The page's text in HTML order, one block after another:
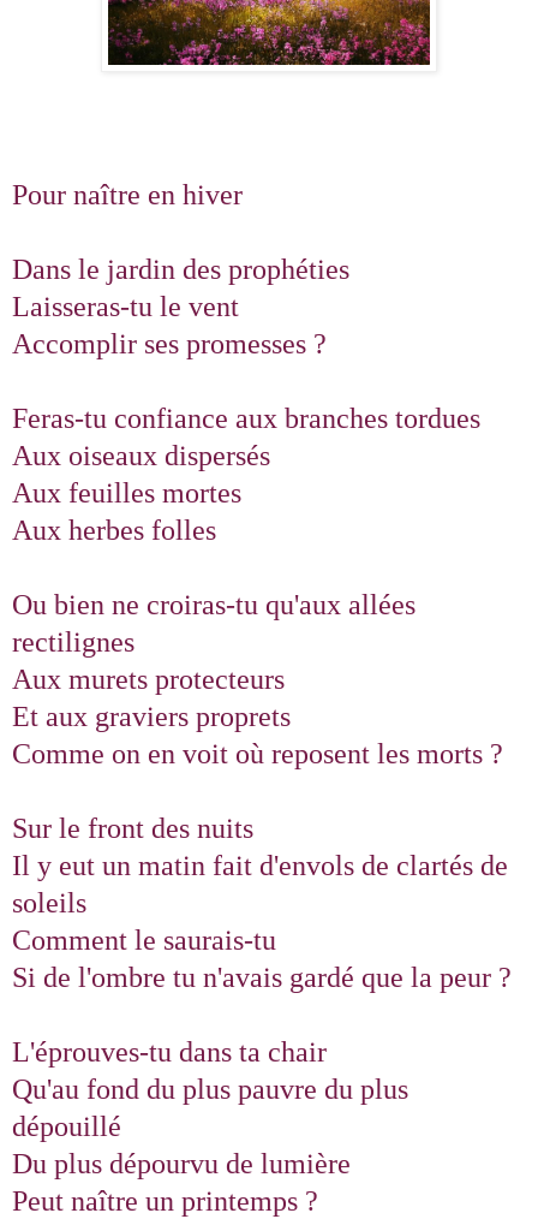
Pour naître en hiver
Dans le jardin des prophéties
Laisseras-tu le vent
Accomplir ses promesses ?
Feras-tu confiance aux branches tordues
Aux oiseaux dispersés
Aux feuilles mortes
Aux herbes folles
Ou bien ne croiras-tu qu'aux allées
rectilignes
Aux murets protecteurs
Et aux graviers proprets
Comme on en voit où reposent les morts ?
Sur le front des nuits
Il y eut un matin fait d'envols de clartés de
soleils
Comment le saurais-tu
Si de l'ombre tu n'avais gardé que la peur ?
L'éprouves-tu dans ta chair
Qu'au fond du plus pauvre du plus
dépouillé
Du plus dépourvu de lumière
Peut naître un printemps ?